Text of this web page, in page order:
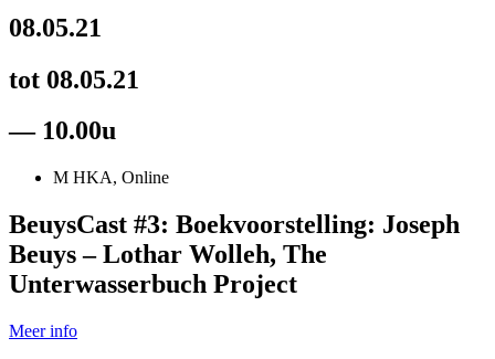
08.05.21
tot 08.05.21
— 10.00u
M HKA, Online
BeuysCast #3: Boekvoorstelling: Joseph
Beuys – Lothar Wolleh, The
Unterwasserbuch Project
Meer info